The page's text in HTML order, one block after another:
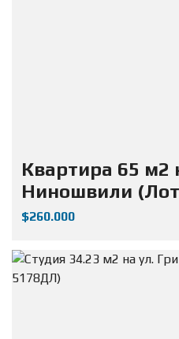
Квартира 65 м2
Ниношвили
$260.000